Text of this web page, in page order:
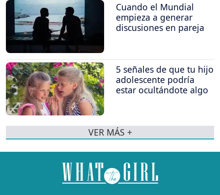
Cuando el Mundial
empieza a generar
discusiones en pareja
5 señales de que tu hijo
adolescente podría
estar ocultándote algo
VER MÁS +